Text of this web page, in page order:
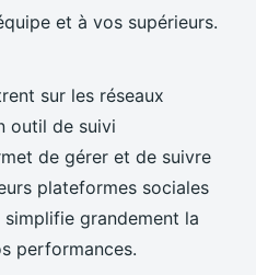
et à vos supérieurs.
sur les réseaux
outil de suivi
de gérer et de suivre
plateformes sociales
grandement la
performances.